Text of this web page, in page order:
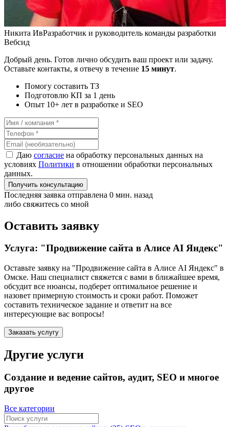
Никита ИвРазработчик и руководитель команды разработки
Вебсид
Добрый день. Готов лично обсудить ваш проект или задачу.
Оставьте контакты, я отвечу в течение 15 минут.
Помогу составить ТЗ
Подготовлю КП за 1 день
Опыт 10+ лет в разработке и SEO
Даю согласие на обработку персональных данных на
условиях Политики в отношении обработки персональных
данных.
Получить консультацию
Последняя заявка отправлена 0 мин. назад
либо свяжитесь со мной
Оставить заявку
Услуга: "Продвижение сайта в Алисе AI Яндекс"
Оставьте заявку на "Продвижение сайта в Алисе AI Яндекс" в
Омске. Наш специалист свяжется с вами в ближайшее время,
обсудит все нюансы, подберет оптимальное решение и
назовет примерную стоимость и сроки работ. Поможет
составить техническое задание и ответит на все
интересующие вас вопросы!
Заказать услугу
Другие услуги
Создание и ведение сайтов, аудит, SEO и многое
другое
Все категории